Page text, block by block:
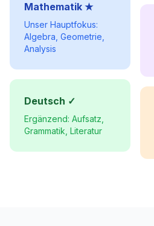
Mathematik ★
Unser Hauptfokus:
Algebra, Geometrie,
Analysis
Deutsch ✓
Ergänzend: Aufsatz,
Grammatik, Literatur